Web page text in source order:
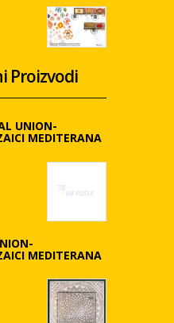
Proizvodi
UNION-
MEDITERANA
MEDITERANA